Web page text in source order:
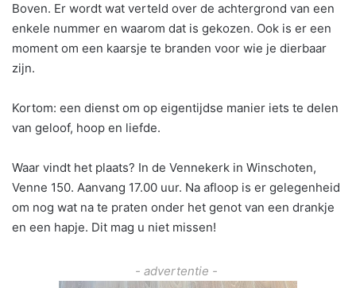
Boven. Er wordt wat verteld over de achtergrond van een
enkele nummer en waarom dat is gekozen. Ook is er een
moment om een kaarsje te branden voor wie je dierbaar
zijn.
Kortom: een dienst om op eigentijdse manier iets te delen
van geloof, hoop en liefde.
Waar vindt het plaats? In de Vennekerk in Winschoten,
Venne 150. Aanvang 17.00 uur. Na afloop is er gelegenheid
om nog wat na te praten onder het genot van een drankje
en een hapje. Dit mag u niet missen!
- advertentie -